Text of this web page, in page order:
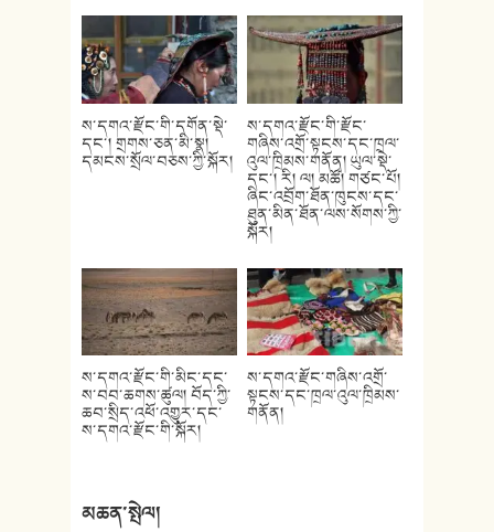
ས་དགའ་རྫོང་གི་དགོན་སྡེ་
དང་། གྲགས་ཅན་མི་སྣ།
དམངས་སྲོལ་བཅས་ཀྱི་སྐོར།
ས་དགའ་རྫོང་གི་རྫོང་
གཞིས་འགྲོ་སྟངས་དང་ཁྲལ་
འུལ་ཁྲིམས་གནོན། ཡུལ་སྡེ་
དང་། རི། ལ། མཚོ། གཙང་པོ།
ཞིང་འབྲོག་ཐོན་ཁུངས་དང་
ཐུན་མིན་ཐོན་ལས་སོགས་ཀྱི་
སྐོར།
ས་དགའ་རྫོང་གི་མིང་དང་
ས་བབ་ཆགས་ཚུལ། བོད་ཀྱི་
ཆབ་སྲིད་འཕོ་འགྱུར་དང་
ས་དགའ་རྫོང་གི་སྐོར།
ས་དགའ་རྫོང་གཞིས་འགྲོ་
སྟངས་དང་ཁྲལ་འུལ་ཁྲིམས་
གནོན།
མཆན་སྤེལ།